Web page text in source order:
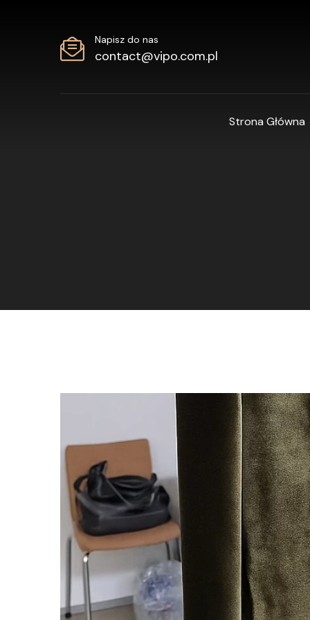
Napisz do nas
contact@vipo.com.pl
Strona Główna